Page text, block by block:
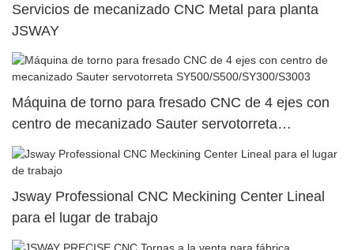
Servicios de mecanizado CNC Metal para planta
JSWAY
Máquina de torno para fresado CNC de 4 ejes con
centro de mecanizado Sauter servotorreta
SY500/S500/SY300/S3003
Jsway Professional CNC Meckining Center Lineal
para el lugar de trabajo